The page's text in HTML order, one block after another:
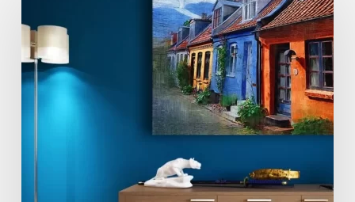
apartamento
alugado
com
personalidade